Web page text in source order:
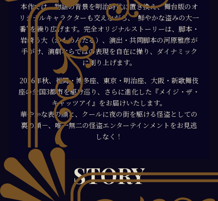
本作では、物語の背景を明治時代に置き換え、舞台版のオ
リジナルキャラクターも交えながら、“鮮やかな盗みの大一
番”を繰り広げます。完全オリジナルストーリーは、脚本・
岩崎う大（かもめんたる）、演出・共同脚本の河原雅彦が
手がけ、演劇ならではの表現を自在に操り、ダイナミック
に創り上げます。
2026年秋、福岡・博多座、東京・明治座、大阪・新歌舞伎
座の全国3都市を駆け巡り、さらに進化した『メイジ・ザ・
キャッツアイ』をお届けいたします。
華やかな表の顔と、クールに夜の街を駆ける怪盗としての
裏の顔－、唯一無二の怪盗エンターテインメントをお見逃
しなく！
STORY